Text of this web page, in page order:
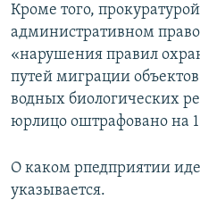
Кроме того,
административном
«нарушения правил
путей миграции
водных биологических
юрлицо оштрафовано на
О каком рпедприятии
указывается.